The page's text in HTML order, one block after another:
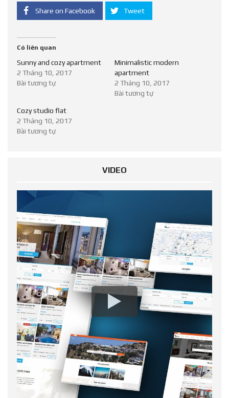
Share on Facebook Tweet
Có liên quan
Sunny and cozy apartment
2 Tháng 10, 2017
Bài tương tự
Minimalistic modern
apartment
2 Tháng 10, 2017
Bài tương tự
Cozy studio flat
2 Tháng 10, 2017
Bài tương tự
VIDEO